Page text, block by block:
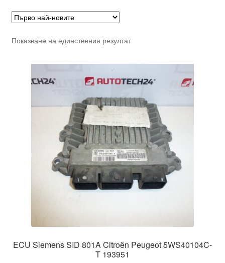
Показване на единствения резултат
ECU Siemens SID 801A Citroën Peugeot 5WS40104C-
T 193951